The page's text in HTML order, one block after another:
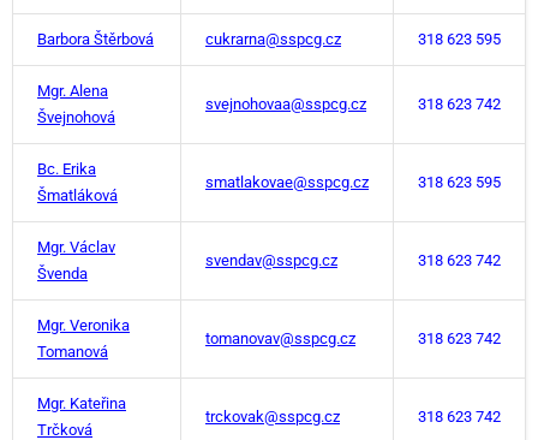
Barbora Štěrbová cukrarna@sspcg.cz 318 623 595
Mgr. Alena
Švejnohová
svejnohovaa@sspcg.cz 318 623 742
Bc. Erika
Šmatláková
smatlakovae@sspcg.cz 318 623 595
Mgr. Václav
Švenda
svendav@sspcg.cz 318 623 742
Mgr. Veronika
Tomanová
tomanovav@sspcg.cz 318 623 742
Mgr. Kateřina
Trčková
trckovak@sspcg.cz 318 623 742